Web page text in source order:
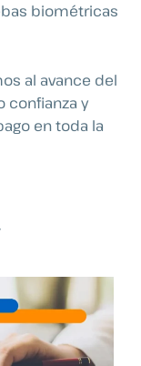
biométricas
al avance del
confianza y
en toda la